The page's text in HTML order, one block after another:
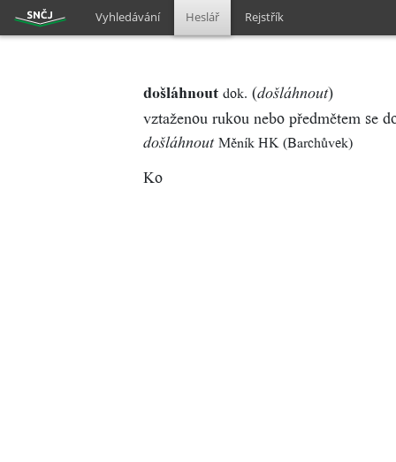
Vyhledávání Heslář Rejstřík
došláhnout dok. (došláhnout)
vztaženou rukou nebo předmětem se
došláhnout Měník HK (Barchůvek)
Ko